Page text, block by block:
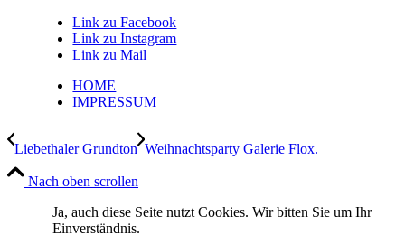
Link zu Facebook
Link zu Instagram
Link zu Mail
HOME
IMPRESSUM
Liebethaler Grundton Weihnachtsparty Galerie Flox.
Nach oben scrollen
Ja, auch diese Seite nutzt Cookies. Wir bitten Sie um Ihr
Einverständnis.